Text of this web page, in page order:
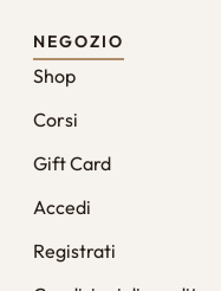
NEGOZIO
Shop
Corsi
Gift Card
Accedi
Registrati